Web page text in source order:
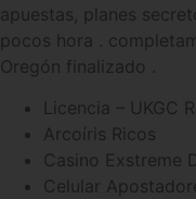
apuestas, planes
pocos hora .
Oregón finalizado .
Licencia – UKGC
Arcoíris Ricos
Casino Exstreme
Celular